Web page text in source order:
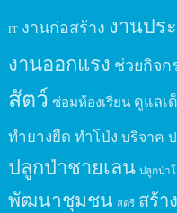
IT งานก่อสร้าง งานปร
งานออกแรง ช่วยกิจก
สัตว์ ซ่อมห้องเรียน ดูแลเ
ทำยางยืด ทำโป่ง บริจาค
ปลูกป่าชายเลน ปลูกป่า
พัฒนาชุมชน สตรี สร้า